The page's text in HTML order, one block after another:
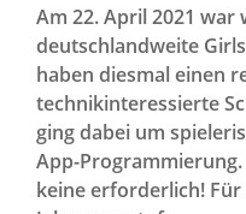
Am 22. April 2021 war
deutschlandweite
haben diesmal einen
technikinteressierte
ging dabei um
App-
keine erforderlich!